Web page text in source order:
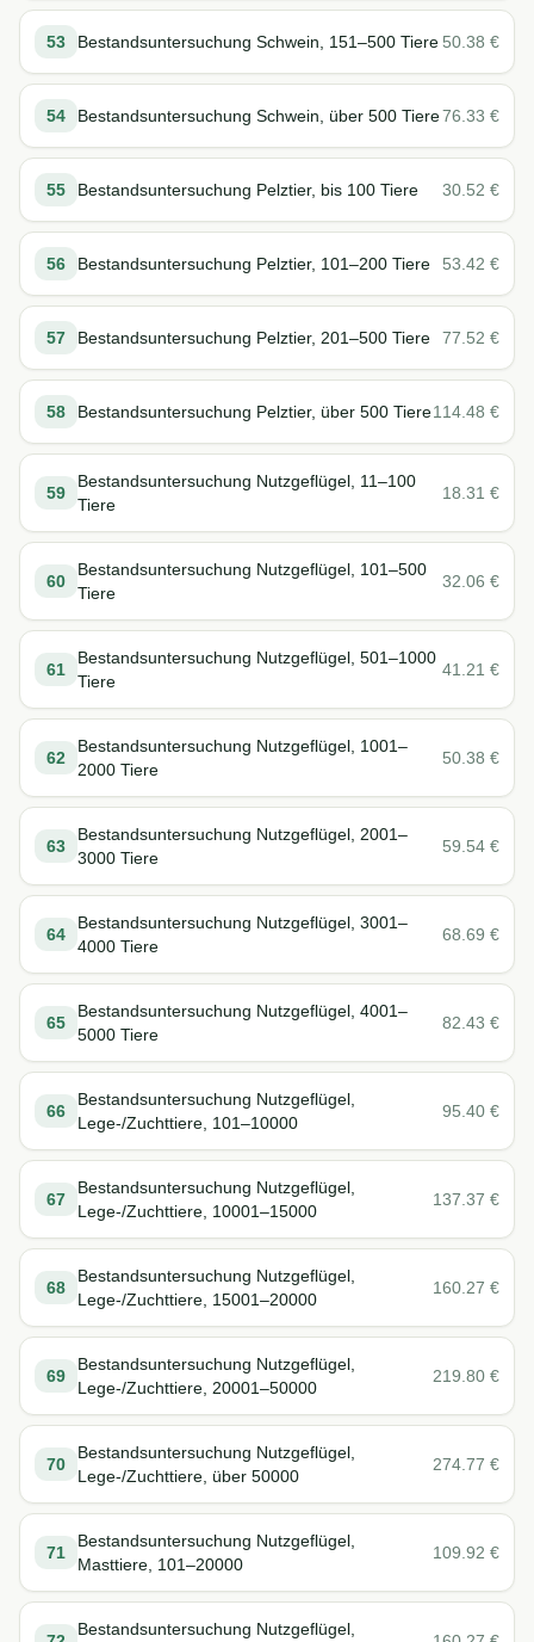
53 Bestandsuntersuchung Schwein, 151–500 Tiere 50.38 €
54 Bestandsuntersuchung Schwein, über 500 Tiere76.33 €
55 Bestandsuntersuchung Pelztier, bis 100 Tiere 30.52 €
56 Bestandsuntersuchung Pelztier, 101–200 Tiere 53.42 €
57 Bestandsuntersuchung Pelztier, 201–500 Tiere 77.52 €
58 Bestandsuntersuchung Pelztier, über 500 Tiere114.48 €
59
Bestandsuntersuchung Nutzgeflügel, 11–100
Tiere
18.31 €
60
Bestandsuntersuchung Nutzgeflügel, 101–500
Tiere
32.06 €
61
Bestandsuntersuchung Nutzgeflügel, 501–1000
Tiere
41.21 €
62
Bestandsuntersuchung Nutzgeflügel, 1001–
2000 Tiere
50.38 €
63
Bestandsuntersuchung Nutzgeflügel, 2001–
3000 Tiere
59.54 €
64
Bestandsuntersuchung Nutzgeflügel, 3001–
4000 Tiere
68.69 €
65
Bestandsuntersuchung Nutzgeflügel, 4001–
5000 Tiere
82.43 €
66
Bestandsuntersuchung Nutzgeflügel,
Lege-/Zuchttiere, 101–10000
95.40 €
67
Bestandsuntersuchung Nutzgeflügel,
Lege-/Zuchttiere, 10001–15000
137.37 €
68
Bestandsuntersuchung Nutzgeflügel,
Lege-/Zuchttiere, 15001–20000
160.27 €
69
Bestandsuntersuchung Nutzgeflügel,
Lege-/Zuchttiere, 20001–50000
219.80 €
70
Bestandsuntersuchung Nutzgeflügel,
Lege-/Zuchttiere, über 50000
274.77 €
71
Bestandsuntersuchung Nutzgeflügel,
Masttiere, 101–20000
109.92 €
Bestandsuntersuchung Nutzgeflügel,